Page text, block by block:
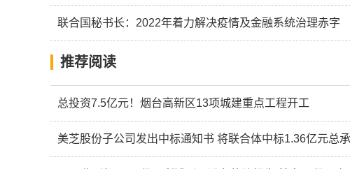
联合国秘书长：2022年着力解决疫情及金融系统治理赤字
推荐阅读
总投资7.5亿元！烟台高新区13项城建重点工程开工
美芝股份子公司发出中标通知书 将联合体中标1.36亿元总